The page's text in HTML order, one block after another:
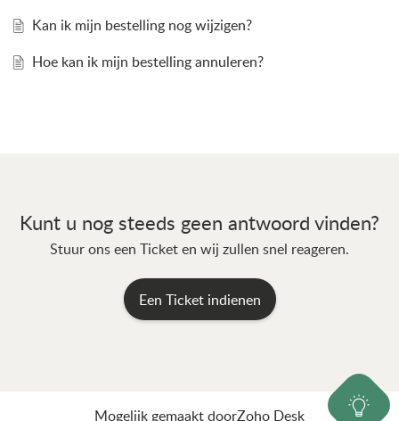
Kan ik mijn bestelling nog wijzigen?
Hoe kan ik mijn bestelling annuleren?
Kunt u nog steeds geen antwoord vinden?
Stuur ons een Ticket en wij zullen snel reageren.
Een Ticket indienen
Mogelijk gemaakt doorZoho Desk